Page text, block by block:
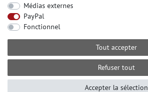
Médias externes
PayPal
Fonctionnel
Tout accepter
Refuser tout
Accepter la sélection